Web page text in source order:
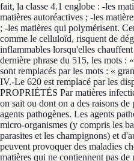
fait, la classe 4.1 englobe : -les
matières autoréactives ; -les
; -les matières qui polymérisent.
comme le celluloïd, risquent de
inflammables lorsqu'elles
dernière phrase du 515, les mots :
sont remplacés par les mots : «
IV.-Le 620 est remplacé par les
PROPRIÉTÉS Par matières
on sait ou dont on a des raisons
agents pathogènes. Les agents
micro-organismes (y compris les
parasites et les champignons) et
peuvent provoquer des maladies
matières qui ne contiennent pas